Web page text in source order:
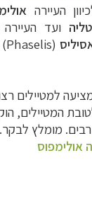
העיירה
ועד העיירה
למטיילים
המטיילים,
רבים. מומלץ לבקר.
אולימפוס